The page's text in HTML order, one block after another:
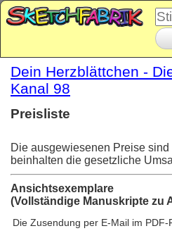
Dein Herzblättchen -
Kanal 98
Preisliste
Die ausgewiesenen Preise
beinhalten die gesetzliche
Ansichtsexemplare
(Vollständige Manuskripte zu
Die Zusendung per E-Mail im PDF-